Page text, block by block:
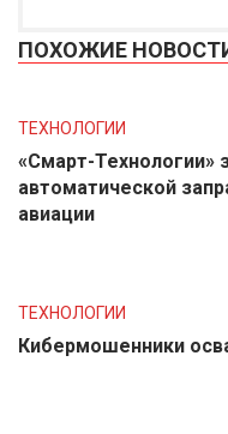
ПОХОЖИЕ
ТЕХНОЛОГИИ
«Смарт-Технологии»
автоматической
авиации
ТЕХНОЛОГИИ
Кибермошенники